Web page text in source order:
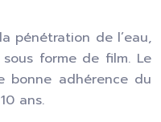
pénétration de l’eau,
forme de film. Le
bonne adhérence du
ans.